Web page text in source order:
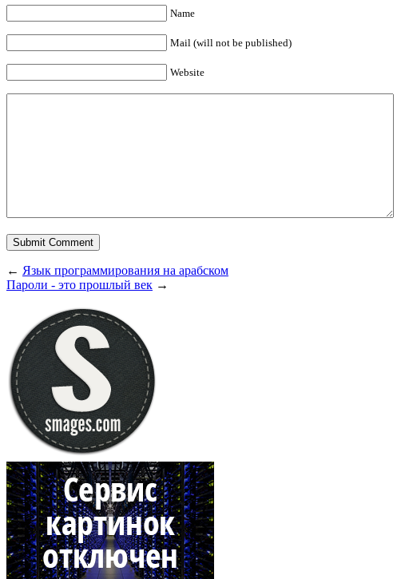
Name
Mail (will not be published)
Website
← Язык программирования на арабском
Пароли - это прошлый век →